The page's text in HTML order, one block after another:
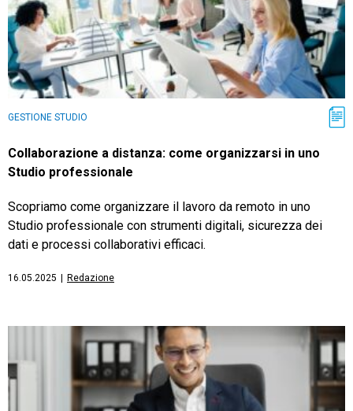
GESTIONE STUDIO
Collaborazione a distanza: come organizzarsi in uno
Studio professionale
Scopriamo come organizzare il lavoro da remoto in uno
Studio professionale con strumenti digitali, sicurezza dei
dati e processi collaborativi efficaci.
16.05.2025 Redazione